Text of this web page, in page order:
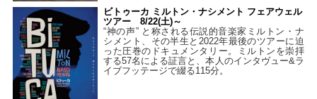
ビトゥーカ ミルトン・ナシメント フェアウェル
ツアー 8/22(土)～
“神の声” と称される伝説的音楽家ミルトン・ナ
シメント、その半生と2022年最後のツアーに迫
った圧巻のドキュメンタリー。ミルトンを崇拝
する57名による証言と、本人のインタヴュー&ラ
イブフッテージで綴る115分。